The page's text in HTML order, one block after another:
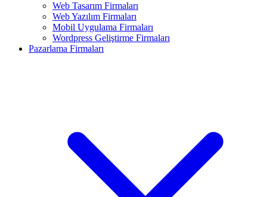
Web Tasarım Firmaları
Web Yazılım Firmaları
Mobil Uygulama Firmaları
Wordpress Geliştirme Firmaları
Pazarlama Firmaları